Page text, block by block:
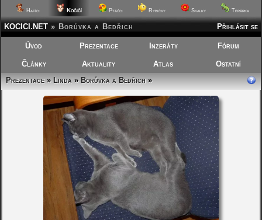
Hafíci Kočičí Ptáčci Rybičky Skalky Terárka
Přihlásit se
KOCICI.NET » Borůvka a Bedřich
Úvod Prezentace Inzeráty Fórum
Články Aktuality Atlas
Ostatní
Prezentace»Linda»Borůvka a Bedřich»